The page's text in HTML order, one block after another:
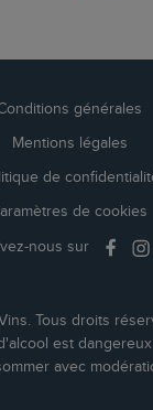
générales
Mentions légales
de
de cookies
nous sur
Tous droits
est
avec